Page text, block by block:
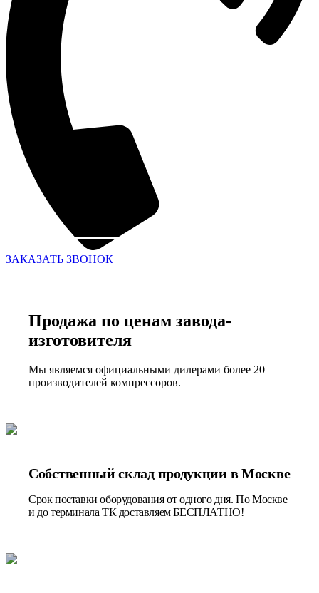
ЗАКАЗАТЬ ЗВОНОК
Продажа по ценам завода-
изготовителя
Мы являемся официальными дилерами более 20
производителей компрессоров.
Собственный склад продукции в Москве
Срок поставки оборудования от одного дня. По Москве
и до терминала ТК доставляем БЕСПЛАТНО!